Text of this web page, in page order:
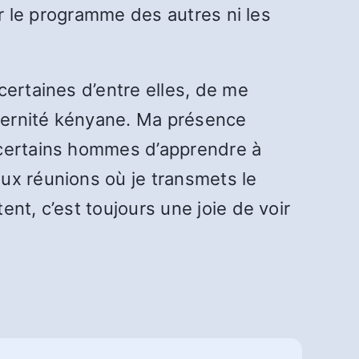
le programme des autres ni les
d’entre elles, de me
kényane. Ma présence
hommes d’apprendre à
réunions où je transmets le
c’est toujours une joie de voir